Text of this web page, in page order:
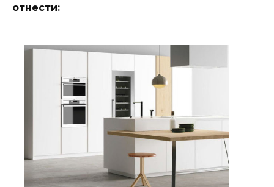
отнести: